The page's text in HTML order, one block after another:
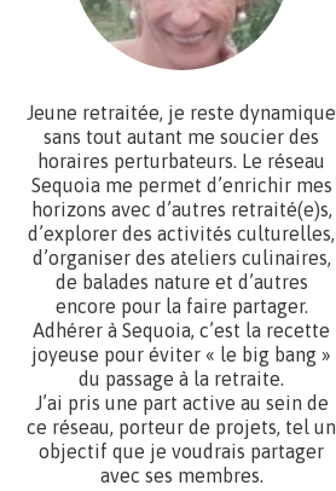
Jeune retraitée, je reste dynamique
sans tout autant me soucier des
horaires perturbateurs. Le réseau
Sequoia me permet d’enrichir mes
horizons avec d’autres retraité(e)s,
d’explorer des activités culturelles,
d’organiser des ateliers culinaires,
de balades nature et d’autres
encore pour la faire partager.
Adhérer à Sequoia, c’est la recette
joyeuse pour éviter « le big bang »
du passage à la retraite.
J’ai pris une part active au sein de
ce réseau, porteur de projets, tel un
objectif que je voudrais partager
avec ses membres.